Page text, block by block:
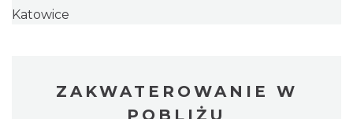
Katowice
ZAKWATEROWANIE W
POBLIŻU